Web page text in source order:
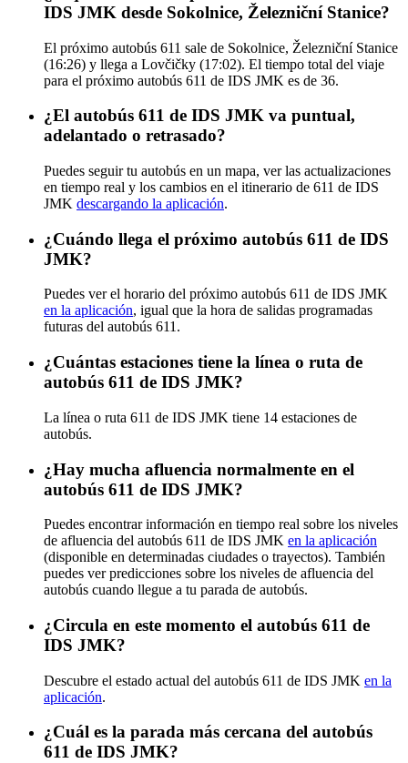
IDS JMK desde Sokolnice, Železniční Stanice?
El próximo autobús 611 sale de Sokolnice, Železniční Stanice
(16:26) y llega a Lovčičky (17:02). El tiempo total del viaje
para el próximo autobús 611 de IDS JMK es de 36.
¿El autobús 611 de IDS JMK va puntual,
adelantado o retrasado?
Puedes seguir tu autobús en un mapa, ver las actualizaciones
en tiempo real y los cambios en el itinerario de 611 de IDS
JMK descargando la aplicación.
¿Cuándo llega el próximo autobús 611 de IDS
JMK?
Puedes ver el horario del próximo autobús 611 de IDS JMK
en la aplicación, igual que la hora de salidas programadas
futuras del autobús 611.
¿Cuántas estaciones tiene la línea o ruta de
autobús 611 de IDS JMK?
La línea o ruta 611 de IDS JMK tiene 14 estaciones de
autobús.
¿Hay mucha afluencia normalmente en el
autobús 611 de IDS JMK?
Puedes encontrar información en tiempo real sobre los niveles
de afluencia del autobús 611 de IDS JMK en la aplicación
(disponible en determinadas ciudades o trayectos). También
puedes ver predicciones sobre los niveles de afluencia del
autobús cuando llegue a tu parada de autobús.
¿Circula en este momento el autobús 611 de
IDS JMK?
Descubre el estado actual del autobús 611 de IDS JMK en la
aplicación.
¿Cuál es la parada más cercana del autobús
611 de IDS JMK?